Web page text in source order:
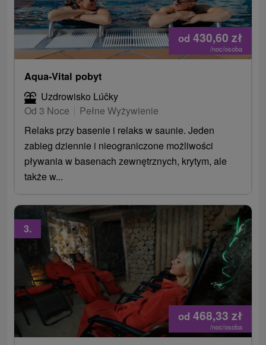
od 430,60 zł
/noc/osoba
Aqua-Vital pobyt
Uzdrowisko Lúčky
Od 3 Noce
Pełne Wyżywienie
Relaks przy basenie i relaks w saunie. Jeden
zabieg dziennie i nieograniczone możliwości
pływania w basenach zewnętrznych, krytym, ale
także w...
od 468,33 zł
/noc/osoba
3.